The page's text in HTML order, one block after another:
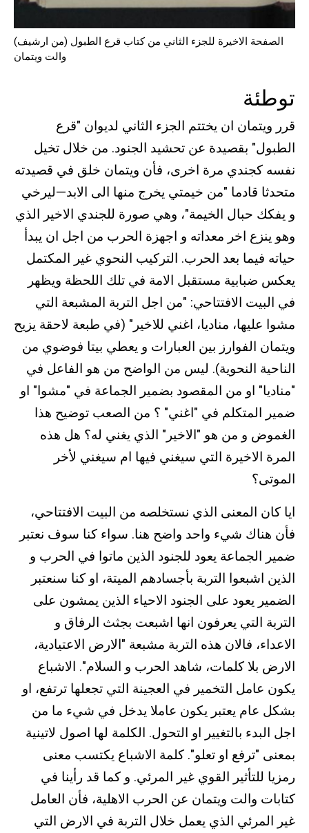
(الصفحة الاخيرة للجزء الثاني من كتاب قرع الطبول (من ارشيف
والت ويتمان
توطئة
قرر ويتمان ان يختتم الجزء الثاني لديوان "قرع
الطبول" بقصيدة عن تحشيد الجنود. من خلال تخيل
نفسه كجندي مرة اخرى، فأن ويتمان خلق في قصيدته
متحدثا قادما "من خيمتي يخرج منها الى الابد—ليرخي
و يفكك حبال الخيمة"، وهي صورة للجندي الاخير الذي
وهو ينزع اخر معداته و اجهزة الحرب من اجل ان يبدأ
حياته فيما بعد الحرب. التركيب النحوي غير المكتمل
يعكس ضبابية مستقبل الامة في تلك اللحظة ويظهر
في البيت الافتتاحي: "من اجل التربة المشبعة التي
مشوا عليها، مناديا، اغني للاخير" (في طبعة لاحقة يزيح
ويتمان الفوارز بين العبارات و يعطي بيتا فوضوي من
الناحية النحوية). ليس من الواضح من هو الفاعل في
"مناديا" او من المقصود بضمير الجماعة في "مشوا" او
ضمير المتكلم في "اغني" ؟ من الصعب توضيح هذا
الغموض و من هو "الاخير" الذي يغني له؟ هل هذه
المرة الاخيرة التي سيغني فيها ام سيغني لأخر
الموتى؟
ايا كان المعنى الذي نستخلصه من البيت الافتتاحي،
فأن هناك شيء واحد واضح هنا. سواء كنا سوف نعتبر
ضمير الجماعة يعود للجنود الذين ماتوا في الحرب و
الذين اشبعوا التربة بأجسادهم الميتة، او كنا سنعتبر
الضمير يعود على الجنود الاحياء الذين يمشون على
التربة التي يعرفون انها اشبعت بجثث الرفاق و
الاعداء، فالان هذه التربة مشبعة "الارض الاعتيادية،
الارض بلا كلمات، شاهد الحرب و السلام". الاشباع
يكون عامل التخمير في العجينة التي تجعلها ترتفع، او
بشكل عام يعتبر يكون عاملا يدخل في شيء ما من
اجل البدء بالتغيير او التحول. الكلمة لها اصول لاتينية
بمعنى "ترفع او تعلو". كلمة الاشباع يكتسب معنى
رمزيا للتأثير القوي غير المرئي. و كما قد رأينا في
كتابات والت ويتمان عن الحرب الاهلية، فأن العامل
غير المرئي الذي يعمل خلال التربة في الارض التي